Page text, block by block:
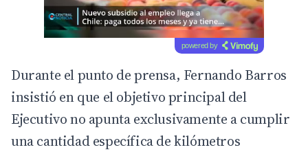
powered by
Durante el punto de prensa, Fernando Barros
insistió en que el objetivo principal del
Ejecutivo no apunta exclusivamente a cumplir
una cantidad específica de kilómetros